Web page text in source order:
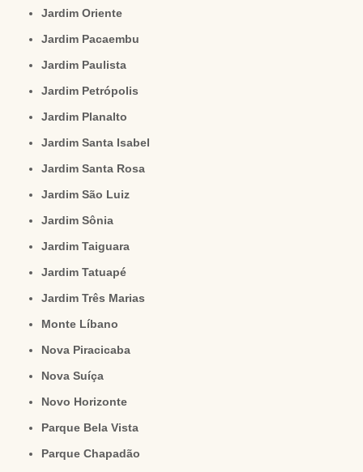
Jardim Oriente
Jardim Pacaembu
Jardim Paulista
Jardim Petrópolis
Jardim Planalto
Jardim Santa Isabel
Jardim Santa Rosa
Jardim São Luiz
Jardim Sônia
Jardim Taiguara
Jardim Tatuapé
Jardim Três Marias
Monte Líbano
Nova Piracicaba
Nova Suíça
Novo Horizonte
Parque Bela Vista
Parque Chapadão